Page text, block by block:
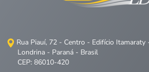
Rua Piauí, 72 - Centro - Edifício Itamaraty
Londrina - Paraná - Brasil
CEP: 86010-420